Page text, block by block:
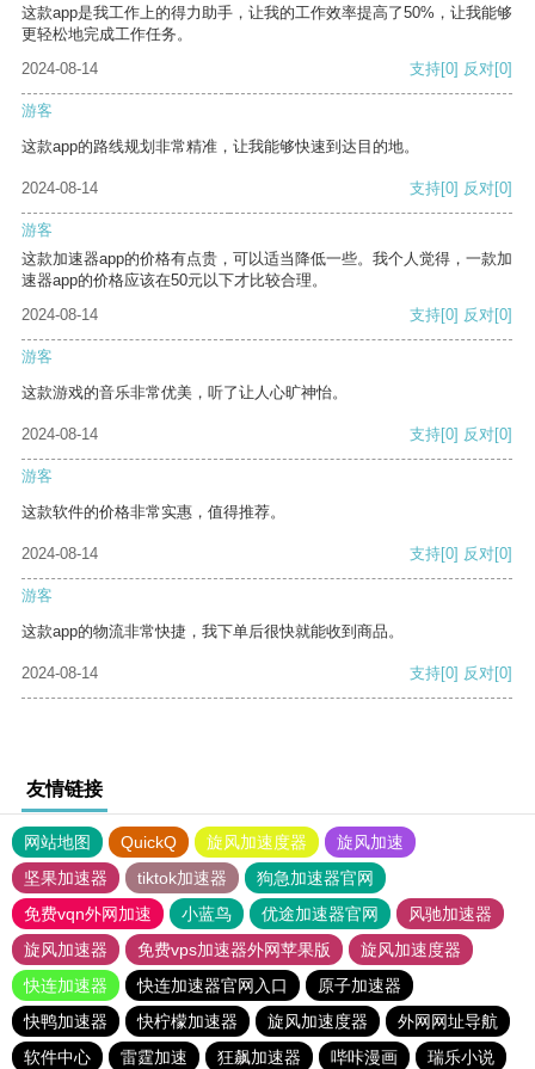
这款app是我工作上的得力助手，让我的工作效率提高了50%，让我能够
更轻松地完成工作任务。
2024-08-14
支持[0] 反对[0]
游客
这款app的路线规划非常精准，让我能够快速到达目的地。
2024-08-14 支持[0] 反对[0]
游客
这款加速器app的价格有点贵，可以适当降低一些。我个人觉得，一款加
速器app的价格应该在50元以下才比较合理。
2024-08-14
支持[0] 反对[0]
游客
这款游戏的音乐非常优美，听了让人心旷神怡。
2024-08-14 支持[0] 反对[0]
游客
这款软件的价格非常实惠，值得推荐。
2024-08-14 支持[0] 反对[0]
游客
这款app的物流非常快捷，我下单后很快就能收到商品。
2024-08-14 支持[0] 反对[0]
友情链接
网站地图 QuickQ 旋风加速度器
旋风加速
坚果加速器
tiktok加速器
狗急加速器官网
免费vqn外网加速
小蓝鸟 优途加速器官网
风驰加速器
旋风加速器
免费vps加速器外网苹果版
旋风加速度器
快连加速器
快连加速器官网入口
原子加速器
快鸭加速器
快柠檬加速器 旋风加速度器
外网网址导航
软件中心
雷霆加速 狂飙加速器 哔咔漫画 瑞乐小说